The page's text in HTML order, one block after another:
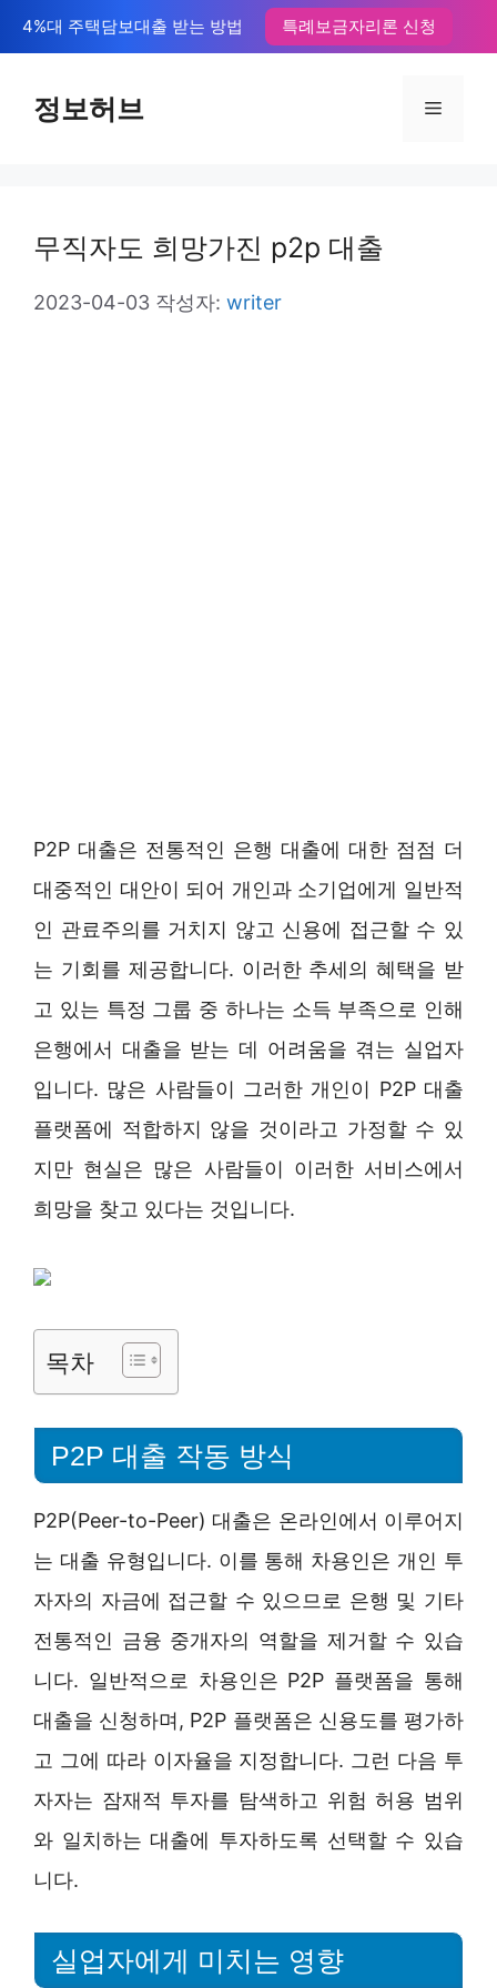
텐
4%대 주택담보대출 받는 방법 특례보금자리론 신청
정보허브 메
무직자도 희망가진 p2p 대출
2023-04-03 작성자: writer
P2P 대출은 전통적인 은행 대출에 대한 점점 더
대중적인 대안이 되어 개인과 소기업에게 일반적
인 관료주의를 거치지 않고 신용에 접근할 수 있
는 기회를 제공합니다. 이러한 추세의 혜택을 받
고 있는 특정 그룹 중 하나는 소득 부족으로 인해
은행에서 대출을 받는 데 어려움을 겪는 실업자
입니다. 많은 사람들이 그러한 개인이 P2P 대출
플랫폼에 적합하지 않을 것이라고 가정할 수 있
지만 현실은 많은 사람들이 이러한 서비스에서
희망을 찾고 있다는 것입니다.
목차
P2P 대출 작동 방식
P2P(Peer-to-Peer) 대출은 온라인에서 이루어지
는 대출 유형입니다. 이를 통해 차용인은 개인 투
자자의 자금에 접근할 수 있으므로 은행 및 기타
전통적인 금융 중개자의 역할을 제거할 수 있습
니다. 일반적으로 차용인은 P2P 플랫폼을 통해
대출을 신청하며, P2P 플랫폼은 신용도를 평가하
고 그에 따라 이자율을 지정합니다. 그런 다음 투
자자는 잠재적 투자를 탐색하고 위험 허용 범위
와 일치하는 대출에 투자하도록 선택할 수 있습
니다.
실업자에게 미치는 영향